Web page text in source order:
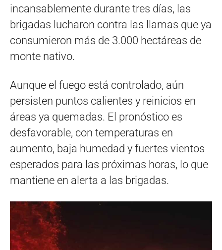
incansablemente durante tres días, las
brigadas lucharon contra las llamas que ya
consumieron más de 3.000 hectáreas de
monte nativo.
Aunque el fuego está controlado, aún
persisten puntos calientes y reinicios en
áreas ya quemadas. El pronóstico es
desfavorable, con temperaturas en
aumento, baja humedad y fuertes vientos
esperados para las próximas horas, lo que
mantiene en alerta a las brigadas.